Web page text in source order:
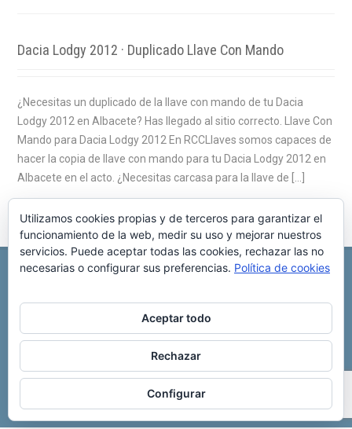
Dacia Lodgy 2012 · Duplicado Llave Con Mando
¿Necesitas un duplicado de la llave con mando de tu Dacia
Lodgy 2012 en Albacete? Has llegado al sitio correcto. Llave Con
Mando para Dacia Lodgy 2012 En RCCLlaves somos capaces de
hacer la copia de llave con mando para tu Dacia Lodgy 2012 en
Albacete en el acto. ¿Necesitas carcasa para la llave de […]
REPARACIÓN CENTRALITA DE COCHE
C/ Virgen del pilar, 6 ,
696 340 889
info@rccllaves.com
Copyright © 2025 Reparación Centralita De Coche
Utilizamos cookies propias y de terceros para garantizar el
funcionamiento de la web, medir su uso y mejorar nuestros
servicios. Puede aceptar todas las cookies, rechazar las no
necesarias o configurar sus preferencias. Política de cookies
Aceptar todo
Rechazar
Configurar